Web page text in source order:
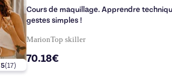
5(17)
Cours de maquillage. Apprendre
gestes simples !
MarionTop skiller
70.18€